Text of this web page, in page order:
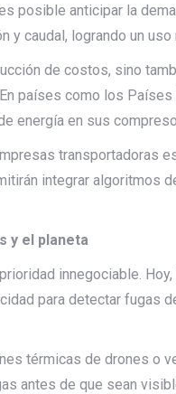
posible anticipar la
caudal, logrando un
de costos, sino
países como los Países
energía en sus
transportadoras
integrar algoritmos
y el planeta
innegociable.
para detectar fugas
térmicas de drones o
antes de que sean